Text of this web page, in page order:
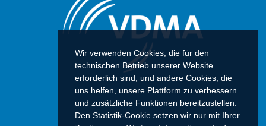
Wir verwenden Cookies, die für den
technischen Betrieb unserer Website
erforderlich sind, und andere Cookies, die
uns helfen, unsere Plattform zu verbessern
und zusätzliche Funktionen bereitzustellen.
Den Statistik-Cookie setzen wir nur mit Ihrer